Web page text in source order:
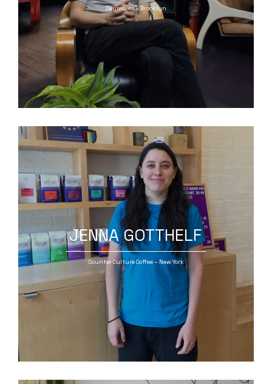
Daymoves – Brooklyn
JENNA GOTTHELF
Counter Culture Coffee – New York